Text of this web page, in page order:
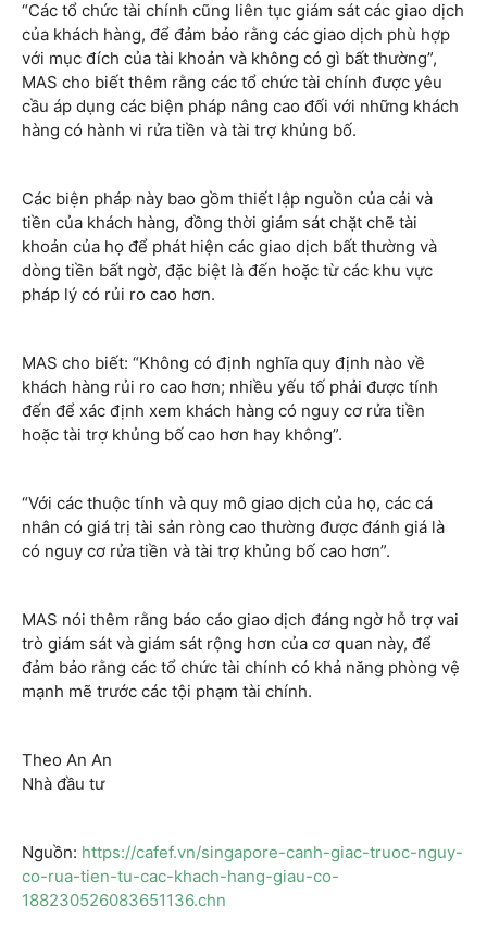
“Các tổ chức tài chính cũng liên tục giám sát các giao dịch
của khách hàng, để đảm bảo rằng các giao dịch phù hợp
với mục đích của tài khoản và không có gì bất thường”,
MAS cho biết thêm rằng các tổ chức tài chính được yêu
cầu áp dụng các biện pháp nâng cao đối với những khách
hàng có hành vi rửa tiền và tài trợ khủng bố.
Các biện pháp này bao gồm thiết lập nguồn của cải và
tiền của khách hàng, đồng thời giám sát chặt chẽ tài
khoản của họ để phát hiện các giao dịch bất thường và
dòng tiền bất ngờ, đặc biệt là đến hoặc từ các khu vực
pháp lý có rủi ro cao hơn.
MAS cho biết: “Không có định nghĩa quy định nào về
khách hàng rủi ro cao hơn; nhiều yếu tố phải được tính
đến để xác định xem khách hàng có nguy cơ rửa tiền
hoặc tài trợ khủng bố cao hơn hay không”.
“Với các thuộc tính và quy mô giao dịch của họ, các cá
nhân có giá trị tài sản ròng cao thường được đánh giá là
có nguy cơ rửa tiền và tài trợ khủng bố cao hơn”.
MAS nói thêm rằng báo cáo giao dịch đáng ngờ hỗ trợ vai
trò giám sát và giám sát rộng hơn của cơ quan này, để
đảm bảo rằng các tổ chức tài chính có khả năng phòng vệ
mạnh mẽ trước các tội phạm tài chính.
Theo An An
Nhà đầu tư
Nguồn: https://cafef.vn/singapore-canh-giac-truoc-nguy-
co-rua-tien-tu-cac-khach-hang-giau-co-
188230526083651136.chn